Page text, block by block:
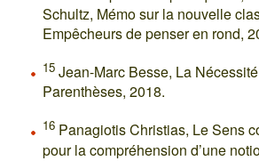
Schultz, Mémo sur la nouvelle
Empêcheurs de penser en rond,
15 Jean-Marc Besse, La
Parenthèses, 2018.
16 Panagiotis Christias, Le Sens
pour la compréhension d’une